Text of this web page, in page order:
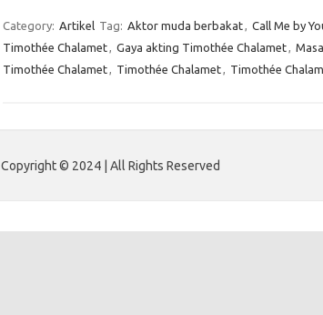
Category: Artikel Tag: Aktor muda berbakat, Call Me by
Timothée Chalamet, Gaya akting Timothée Chalamet,
Timothée Chalamet, Timothée Chalamet, Timothée
Copyright © 2024 | All Rights Reserved